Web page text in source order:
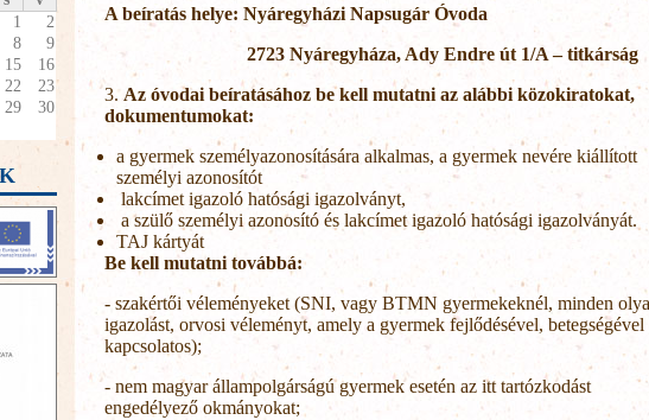
A beíratás helye: Nyáregyházi Napsugár Óvoda
2723 Nyáregyháza, Ady Endre út 1/A – titkárság
3. Az óvodai beíratásához be kell mutatni az alábbi közokiratokat,
dokumentumokat:
a gyermek személyazonosítására alkalmas, a gyermek nevére kiállított
személyi azonosítót
lakcímet igazoló hatósági igazolványt,
a szülő személyi azonosító és lakcímet igazoló hatósági igazolványát.
TAJ kártyát
Be kell mutatni továbbá:
- szakértői véleményeket (SNI, vagy BTMN gyermekeknél, minden
igazolást, orvosi véleményt, amely a gyermek fejlődésével, betegségével
kapcsolatos);
- nem magyar állampolgárságú gyermek esetén az itt tartózkodást
engedélyező okmányokat;
1
2
8
9
15
16
22
23
29
30